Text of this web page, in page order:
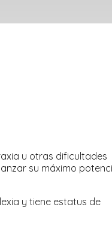
u otras dificultades
su máximo
y tiene estatus de